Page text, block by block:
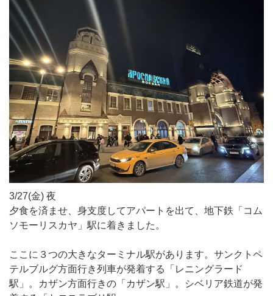
3/27(金) 夜
夕食を済ませ、身支度してアパートを出て、地下鉄「コム
ソモーリスカヤ」駅に着きました。
ここに３つの大きなターミナル駅があります。サンクトペ
テルブルグ方面行き列車が発着する「レニングラード
駅」。カザン方面行きの「カザン駅」。シベリア鉄道が発